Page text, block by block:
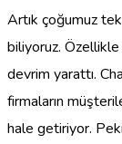
Artık çoğumuz
biliyoruz.
devrim yarattı.
firmaların
hale getiriyor.